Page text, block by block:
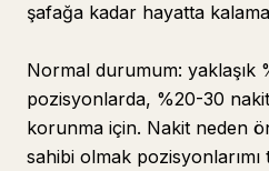
şafağa kadar hayatta
Normal durumum: yaklaşık
pozisyonlarda, %20-30
korunma için. Nakit neden
sahibi olmak